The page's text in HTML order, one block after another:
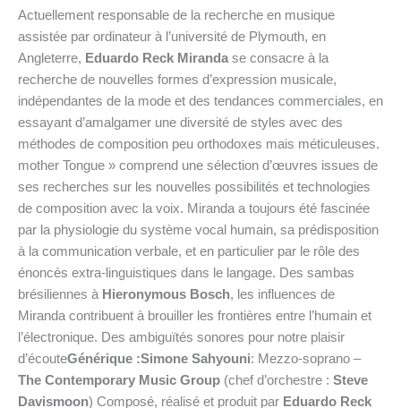
Tongue"
(langue
maternelle)
Actuellement responsable de la recherche en musique
assistée par ordinateur à l’université de Plymouth, en
Angleterre, Eduardo Reck Miranda se consacre à la
recherche de nouvelles formes d’expression musicale,
indépendantes de la mode et des tendances commerciales, en
essayant d’amalgamer une diversité de styles avec des
méthodes de composition peu orthodoxes mais méticuleuses.
mother Tongue » comprend une sélection d’œuvres issues de
ses recherches sur les nouvelles possibilités et technologies
de composition avec la voix. Miranda a toujours été fascinée
par la physiologie du système vocal humain, sa prédisposition
à la communication verbale, et en particulier par le rôle des
énoncés extra-linguistiques dans le langage. Des sambas
brésiliennes à Hieronymous Bosch, les influences de
Miranda contribuent à brouiller les frontières entre l’humain et
l’électronique. Des ambiguïtés sonores pour notre plaisir
d’écouteGénérique :Simone Sahyouni: Mezzo-soprano –
The Contemporary Music Group (chef d’orchestre : Steve
Davismoon) Composé, réalisé et produit par Eduardo Reck